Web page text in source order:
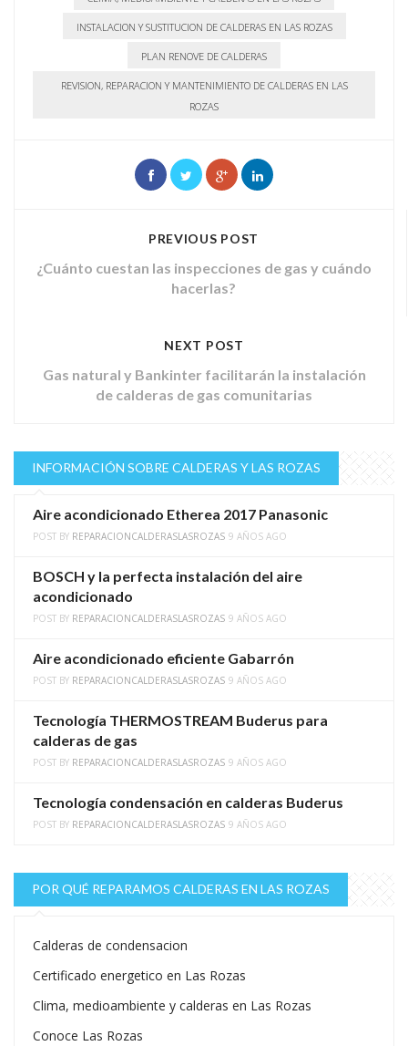
INSTALACION Y SUSTITUCION DE CALDERAS EN LAS ROZAS
PLAN RENOVE DE CALDERAS
REVISION, REPARACION Y MANTENIMIENTO DE CALDERAS EN LAS
ROZAS
PREVIOUS POST
¿Cuánto cuestan las inspecciones de gas y cuándo
hacerlas?
NEXT POST
Gas natural y Bankinter facilitarán la instalación
de calderas de gas comunitarias
INFORMACIÓN SOBRE CALDERAS Y LAS ROZAS
Aire acondicionado Etherea 2017 Panasonic
POST BY REPARACIONCALDERASLASROZAS 9 AÑOS AGO
BOSCH y la perfecta instalación del aire
acondicionado
POST BY REPARACIONCALDERASLASROZAS 9 AÑOS AGO
Aire acondicionado eficiente Gabarrón
POST BY REPARACIONCALDERASLASROZAS 9 AÑOS AGO
Tecnología THERMOSTREAM Buderus para
calderas de gas
POST BY REPARACIONCALDERASLASROZAS 9 AÑOS AGO
Tecnología condensación en calderas Buderus
POST BY REPARACIONCALDERASLASROZAS 9 AÑOS AGO
POR QUÉ REPARAMOS CALDERAS EN LAS ROZAS
Calderas de condensacion
Certificado energetico en Las Rozas
Clima, medioambiente y calderas en Las Rozas
Conoce Las Rozas